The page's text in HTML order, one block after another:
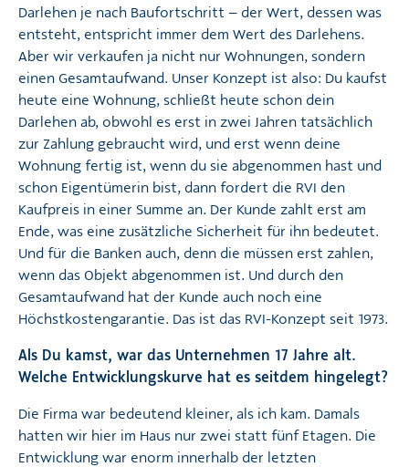
Darlehen je nach Baufortschritt – der Wert, dessen was
entsteht, entspricht immer dem Wert des Darlehens.
Aber wir verkaufen ja nicht nur Wohnungen, sondern
einen Gesamtaufwand. Unser Konzept ist also: Du kaufst
heute eine Wohnung, schließt heute schon dein
Darlehen ab, obwohl es erst in zwei Jahren tatsächlich
zur Zahlung gebraucht wird, und erst wenn deine
Wohnung fertig ist, wenn du sie abgenommen hast und
schon Eigentümerin bist, dann fordert die RVI den
Kaufpreis in einer Summe an. Der Kunde zahlt erst am
Ende, was eine zusätzliche Sicherheit für ihn bedeutet.
Und für die Banken auch, denn die müssen erst zahlen,
wenn das Objekt abgenommen ist. Und durch den
Gesamtaufwand hat der Kunde auch noch eine
Höchstkostengarantie. Das ist das RVI-Konzept seit 1973.
Als Du kamst, war das Unternehmen 17 Jahre alt.
Welche Entwicklungskurve hat es seitdem hingelegt?
Die Firma war bedeutend kleiner, als ich kam. Damals
hatten wir hier im Haus nur zwei statt fünf Etagen. Die
Entwicklung war enorm innerhalb der letzten